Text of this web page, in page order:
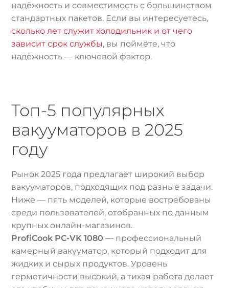
надёжность и совместимость с большинством
стандартных пакетов. Если вы интересуетесь,
сколько лет служит холодильник и от чего
зависит срок службы, вы поймёте, что
надёжность — ключевой фактор.
Топ-5 популярных
вакууматоров в 2025
году
Рынок 2025 года предлагает широкий выбор
вакууматоров, подходящих под разные задачи.
Ниже — пять моделей, которые востребованы
среди пользователей, отобранных по данным
крупных онлайн-магазинов.
ProfiCook PC-VK 1080 — профессиональный
камерный вакууматор, который подходит для
жидких и сырых продуктов. Уровень
герметичности высокий, а тихая работа делает